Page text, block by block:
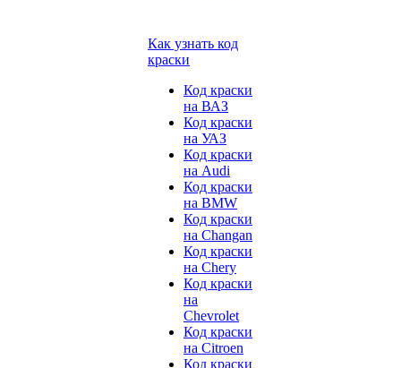
Как узнать код
краски
Код краски
на ВАЗ
Код краски
на УАЗ
Код краски
на Audi
Код краски
на BMW
Код краски
на Changan
Код краски
на Chery
Код краски
на
Chevrolet
Код краски
на Citroen
Код краски